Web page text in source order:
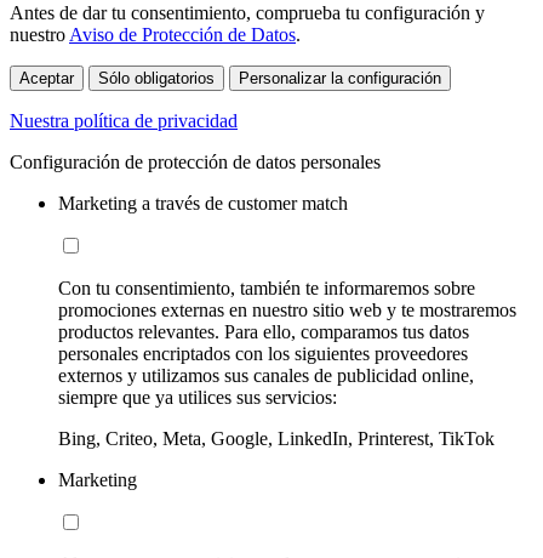
Antes de dar tu consentimiento, comprueba tu configuración y
nuestro Aviso de Protección de Datos.
Aceptar Sólo obligatorios Personalizar la configuración
Nuestra política de privacidad
Configuración de protección de datos personales
Marketing a través de customer match
Con tu consentimiento, también te informaremos sobre
promociones externas en nuestro sitio web y te mostraremos
productos relevantes. Para ello, comparamos tus datos
personales encriptados con los siguientes proveedores
externos y utilizamos sus canales de publicidad online,
siempre que ya utilices sus servicios:
Bing, Criteo, Meta, Google, LinkedIn, Printerest, TikTok
Marketing